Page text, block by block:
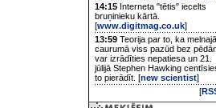
14:15 Interneta "tētis" iecelts
bruņinieku kārtā.
[www.digitmag.co.uk]
13:59 Teorija par to, ka melnajā
caurumā viss pazūd bez
var izrādīties nepatiesa un 21.
jūlijā Stephen Hawking
to pierādīt. [new scientist]
[